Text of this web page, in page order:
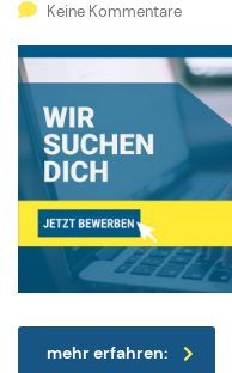
Keine Kommentare
mehr erfahren: